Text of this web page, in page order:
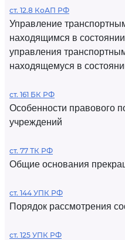
ст. 12.8 КоАП РФ
Управление
находящимся в
управления
находящемуся в
ст. 161 БК РФ
Особенности правового
учреждений
ст. 77 ТК РФ
Общие основания
ст. 144 УПК РФ
Порядок рассмотрения
ст. 125 УПК РФ